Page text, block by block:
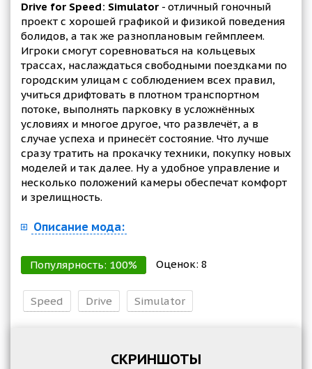
Drive for Speed: Simulator - отличный гоночный
проект с хорошей графикой и физикой поведения
болидов, а так же разноплановым геймплеем.
Игроки смогут соревноваться на кольцевых
трассах, наслаждаться свободными поездками по
городским улицам с соблюдением всех правил,
учиться дрифтовать в плотном транспортном
потоке, выполнять парковку в усложнённых
условиях и многое другое, что развлечёт, а в
случае успеха и принесёт состояние. Что лучше
сразу тратить на прокачку техники, покупку новых
моделей и так далее. Ну а удобное управление и
несколько положений камеры обеспечат комфорт
и зрелищность.
Описание мода:
Популярность: 100% Оценок: 8
Speed Drive Simulator
СКРИНШОТЫ